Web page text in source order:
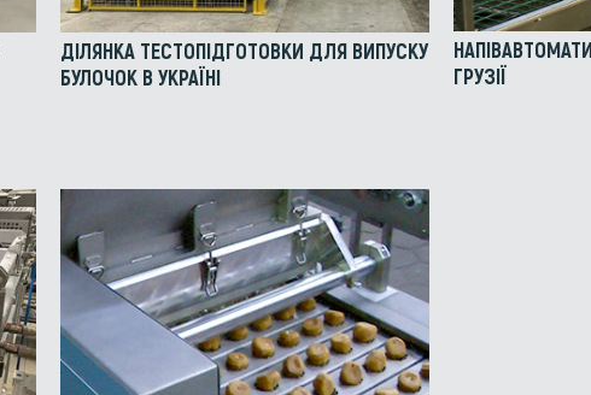
ДІЛЯНКА ТЕСТОПІДГОТОВКИ ДЛЯ ВИПУСКУ
БУЛОЧОК В УКРАЇНІ
ГРУЗІЇ